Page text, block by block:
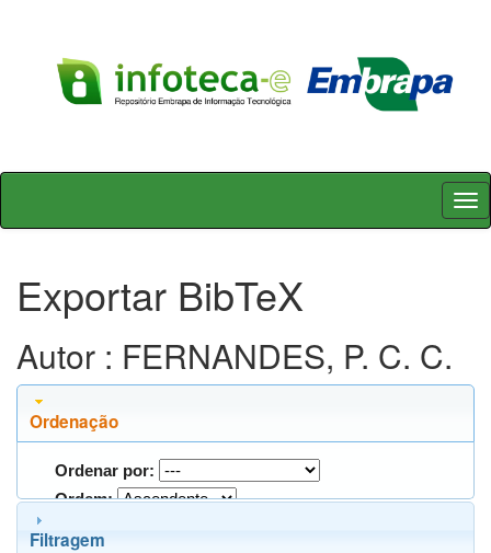
Skip
Exportar BibTeX
Autor : FERNANDES, P. C. C.
Ordenação
Ordenar por:
Ordem:
Filtragem